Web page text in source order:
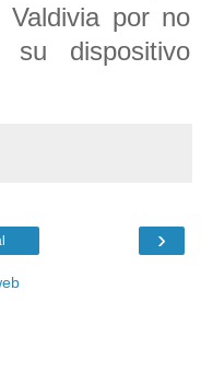
Valdivia por no
su dispositivo
›